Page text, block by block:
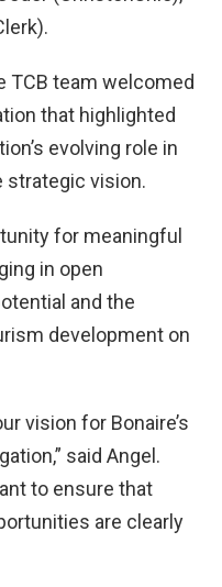
TCB team welcomed
that highlighted
evolving role in
strategic vision.
for meaningful
in open
and the
development on
vision for Bonaire’s
said Angel.
to ensure that
are clearly